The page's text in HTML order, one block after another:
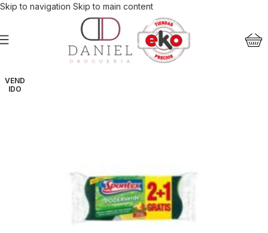
Skip to navigation Skip to main content
VEND
IDO